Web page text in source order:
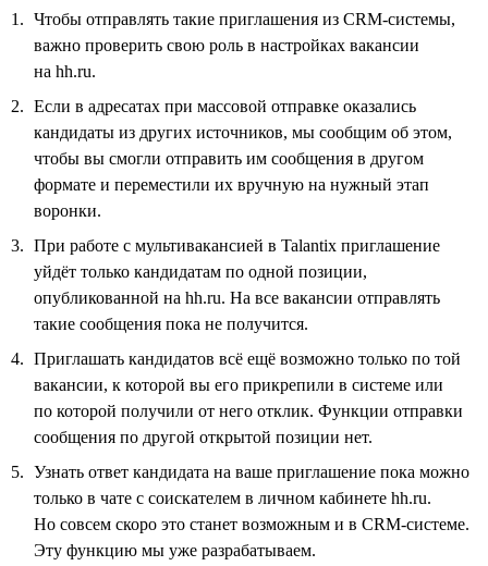
Чтобы отправлять такие приглашения из CRM-системы,
важно проверить свою роль в настройках вакансии
на hh.ru.
Если в адресатах при массовой отправке оказались
кандидаты из других источников, мы сообщим об этом,
чтобы вы смогли отправить им сообщения в другом
формате и переместили их вручную на нужный этап
воронки.
При работе с мультивакансией в Talantix приглашение
уйдёт только кандидатам по одной позиции,
опубликованной на hh.ru. На все вакансии отправлять
такие сообщения пока не получится.
Приглашать кандидатов всё ещё возможно только по той
вакансии, к которой вы его прикрепили в системе или
по которой получили от него отклик. Функции отправки
сообщения по другой открытой позиции нет.
Узнать ответ кандидата на ваше приглашение пока можно
только в чате с соискателем в личном кабинете hh.ru.
Но совсем скоро это станет возможным и в CRM-системе.
Эту функцию мы уже разрабатываем.